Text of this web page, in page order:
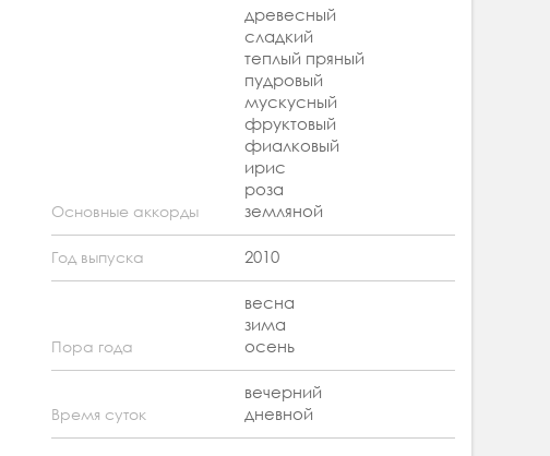
Основные аккорды
древесный
сладкий
теплый пряный
пудровый
мускусный
фруктовый
фиалковый
ирис
роза
земляной
Год выпуска 2010
Пора года
весна
зима
осень
Время суток
вечерний
дневной